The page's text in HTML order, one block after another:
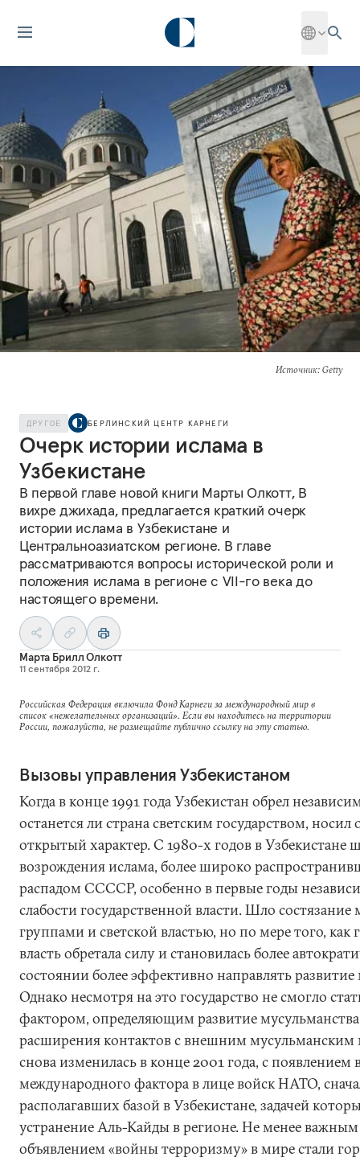
Источник: Getty
ДРУГОЕ БЕРЛИНСКИЙ ЦЕНТР КАРНЕГИ
Очерк истории ислама в
Узбекистане
В первой главе новой книги Марты Олкотт, В
вихре джихада, предлагается краткий очерк
истории ислама в Узбекистане и
Центральноазиатском регионе. В главе
рассматриваются вопросы исторической роли и
положения ислама в регионе с VII-го века до
настоящего времени.
Марта Брилл Олкотт
11 сентября 2012 г.
Российская Федерация включила Фонд Карнеги за международный мир в
список «нежелательных организаций». Если вы находитесь на территории
России, пожалуйста, не размещайте публично ссылку на эту статью.
Вызовы управления Узбекистаном
Когда в конце 1991 года Узбекистан обрел
останется ли страна светским государством, носил
открытый характер. С 1980-х годов в Узбекистане
возрождения ислама, более широко
распадом ССССР, особенно в первые годы
слабости государственной власти. Шло
группами и светской властью, но по мере того, как
власть обретала силу и становилась более
состоянии более эффективно направлять развитие
Однако несмотря на это государство не смогло
фактором, определяющим развитие
расширения контактов с внешним
снова изменилась в конце 2001 года, с
международного фактора в лице войск НАТО,
располагавших базой в Узбекистане, задачей
устранение Аль-Кайды в регионе. Не менее
объявлением «войны терроризму» в мире стали